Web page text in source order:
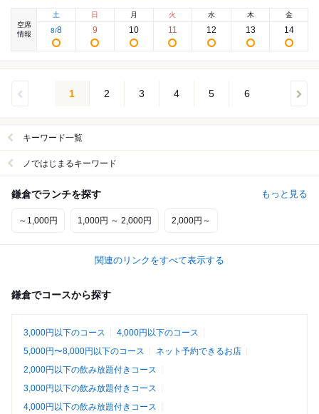
空席
情報
土
8/8
日
9
月
10
火
11
水
12
木
13
金
14
1 2 3 4 5 6
キーワード一覧
ノではじまるキーワード
鎌倉でランチを探す もっと見る
～1,000円 1,000円 ～ 2,000円 2,000円～
関連のリンクをすべて表示する
鎌倉でコースから探す
3,000円以下のコース
4,000円以下のコース
5,000円〜8,000円以下のコース
ネット予約できるお店
2,000円以下の飲み放題付きコース
3,000円以下の飲み放題付きコース
4,000円以下の飲み放題付きコース